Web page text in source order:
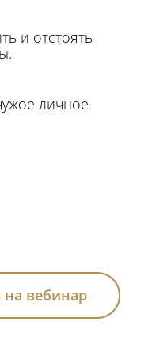
и отстоять
личное
на вебинар